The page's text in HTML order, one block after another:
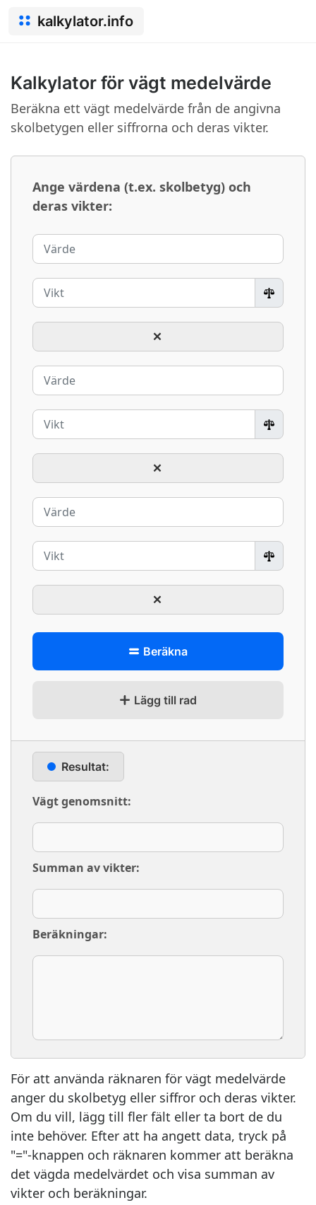
kalkylator.info
Kalkylator för vägt medelvärde
Beräkna ett vägt medelvärde från de angivna
skolbetygen eller siffrorna och deras vikter.
Ange värdena (t.ex. skolbetyg) och
deras vikter:
Beräkna
Lägg till rad
Resultat:
Vägt genomsnitt:
Summan av vikter:
Beräkningar:
För att använda räknaren för vägt medelvärde
anger du skolbetyg eller siffror och deras vikter.
Om du vill, lägg till fler fält eller ta bort de du
inte behöver. Efter att ha angett data, tryck på
"="-knappen och räknaren kommer att beräkna
det vägda medelvärdet och visa summan av
vikter och beräkningar.